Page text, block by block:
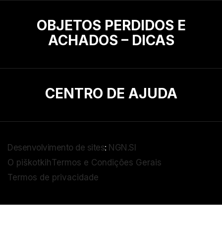
OBJETOS PERDIDOS E
ACHADOS – DICAS
CENTRO DE AJUDA
Desenvolvimento de sites: NGN.SI
O piškotkihTermos e Condições Gerais
Termos de privacidade